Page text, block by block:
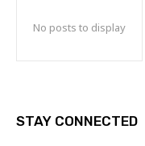
No posts to display
STAY CONNECTED